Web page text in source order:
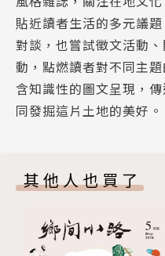
菊島喫風土 枝仔冰裡有
阿里山鐵道物語 鹿麻產
山路跑旅 爬得越快，心
四方茶話 淺談茶則與茶
林間散步 以阿勃勒之名
貼近讀者生活的多元議
對談，也嘗試徵文活動
動，點燃讀者對不同主
含知識性的圖文呈現，
同發掘這片土地的美好。
其他人也買了